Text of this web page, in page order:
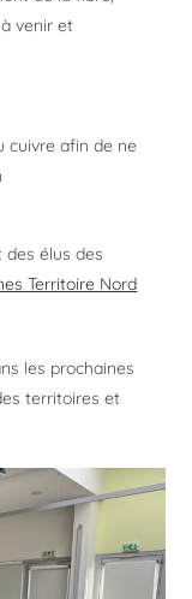
venir et
cuivre afin de ne
élus des
Territoire Nord
les prochaines
territoires et